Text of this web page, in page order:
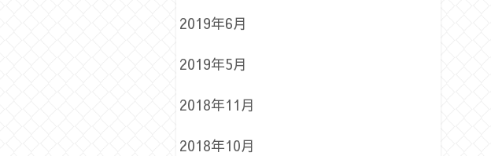
2019年6月
2019年5月
2018年11月
2018年10月